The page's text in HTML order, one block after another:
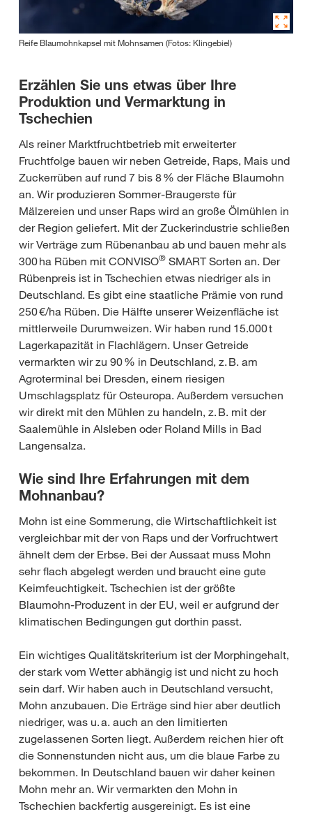
Reife Blaumohnkapsel mit Mohnsamen (Fotos: Klingebiel)
Erzählen Sie uns etwas über Ihre
Produktion und Vermarktung in
Tschechien
Als reiner Marktfruchtbetrieb mit erweiterter
Fruchtfolge bauen wir neben Getreide, Raps, Mais und
Zuckerrüben auf rund 7 bis 8 % der Fläche Blaumohn
an. Wir produzieren Sommer-Braugerste für
Mälzereien und unser Raps wird an große Ölmühlen in
der Region geliefert. Mit der Zuckerindustrie schließen
wir Verträge zum Rübenanbau ab und bauen mehr als
300 ha Rüben mit CONVISO® SMART Sorten an. Der
Rübenpreis ist in Tschechien etwas niedriger als in
Deutschland. Es gibt eine staatliche Prämie von rund
250 €/ha Rüben. Die Hälfte unserer Weizenfläche ist
mittlerweile Durumweizen. Wir haben rund 15.000 t
Lagerkapazität in Flachlägern. Unser Getreide
vermarkten wir zu 90 % in Deutschland, z. B. am
Agroterminal bei Dresden, einem riesigen
Umschlagsplatz für Osteuropa. Außerdem versuchen
wir direkt mit den Mühlen zu handeln, z. B. mit der
Saalemühle in Alsleben oder Roland Mills in Bad
Langensalza.
Wie sind Ihre Erfahrungen mit dem
Mohnanbau?
Mohn ist eine Sommerung, die Wirtschaftlichkeit ist
vergleichbar mit der von Raps und der Vorfruchtwert
ähnelt dem der Erbse. Bei der Aussaat muss Mohn
sehr flach abgelegt werden und braucht eine gute
Keimfeuchtigkeit. Tschechien ist der größte
Blaumohn-Produzent in der EU, weil er aufgrund der
klimatischen Bedingungen gut dorthin passt.
Ein wichtiges Qualitätskriterium ist der Morphingehalt,
der stark vom Wetter abhängig ist und nicht zu hoch
sein darf. Wir haben auch in Deutschland versucht,
Mohn anzubauen. Die Erträge sind hier aber deutlich
niedriger, was u. a. auch an den limitierten
zugelassenen Sorten liegt. Außerdem reichen hier oft
die Sonnenstunden nicht aus, um die blaue Farbe zu
bekommen. In Deutschland bauen wir daher keinen
Mohn mehr an. Wir vermarkten den Mohn in
Tschechien backfertig ausgereinigt. Es ist eine